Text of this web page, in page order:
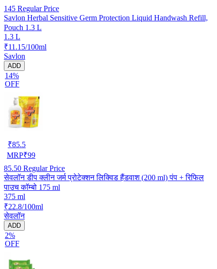
145 Regular Price
Savlon Herbal Sensitive Germ Protection Liquid Handwash Refill,
Pouch 1.3 L
1.3 L
₹11.15/100ml
Savlon
ADD
14%
OFF
₹85.5
MRP₹99
85.50 Regular Price
सेवलॉन डीप क्लीन जर्म प्रोटेक्शन लिक्विड हैंडवाश (200 ml) पंप + रिफिल
पाउच कॉम्बो 175 ml
375 ml
₹22.8/100ml
सेवलॉन
ADD
2%
OFF